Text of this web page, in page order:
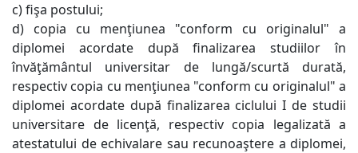
c) fişa postului;
d) copia cu menţiunea "conform cu originalul" a
diplomei acordate după finalizarea studiilor în
învăţământul universitar de lungă/scurtă durată,
respectiv copia cu menţiunea "conform cu originalul" a
diplomei acordate după finalizarea ciclului I de studii
universitare de licenţă, respectiv copia legalizată a
atestatului de echivalare sau recunoaştere a diplomei,